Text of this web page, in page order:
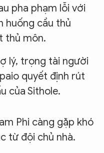
pha phạm lỗi với
huống cầu thủ
thủ môn.
lý, trọng tài người
quyết định rút
của Sithole.
Phi càng gặp khó
từ đội chủ nhà.​